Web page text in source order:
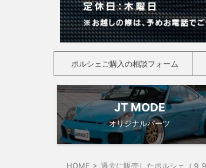
ポルシェご購入の相談フォーム
JT MODE
オリジナルパーツ
HOME > 過去に販売したポルシェ（９９